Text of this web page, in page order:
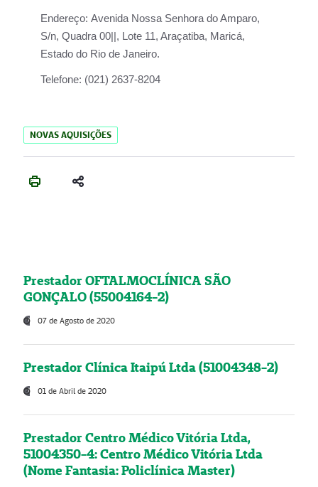
Endereço: Avenida Nossa Senhora do Amparo,
S/n, Quadra 00||, Lote 11, Araçatiba, Maricá,
Estado do Rio de Janeiro.
Telefone: (021) 2637-8204
NOVAS AQUISIÇÕES
Prestador OFTALMOCLÍNICA SÃO
GONÇALO (55004164-2)
07 de Agosto de 2020
Prestador Clínica Itaipú Ltda (51004348-2)
01 de Abril de 2020
Prestador Centro Médico Vitória Ltda,
51004350-4: Centro Médico Vitória Ltda
(Nome Fantasia: Policlínica Master)